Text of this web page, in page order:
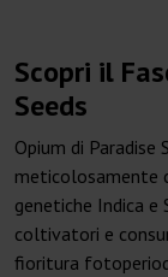
Scopri il
Seeds
Opium di Paradise
meticolosamente
genetiche Indica
coltivatori e
fioritura